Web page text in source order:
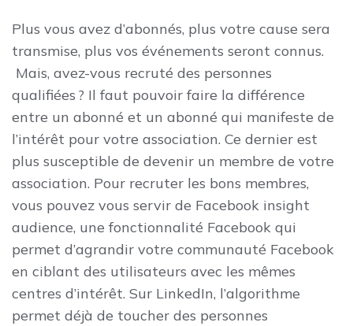
Plus vous avez d’abonnés, plus votre cause sera
transmise, plus vos événements seront connus.
Mais, avez-vous recruté des personnes
qualifiées ? Il faut pouvoir faire la différence
entre un abonné et un abonné qui manifeste de
l’intérêt pour votre association. Ce dernier est
plus susceptible de devenir un membre de votre
association. Pour recruter les bons membres,
vous pouvez vous servir de Facebook insight
audience, une fonctionnalité Facebook qui
permet d’agrandir votre communauté Facebook
en ciblant des utilisateurs avec les mêmes
centres d’intérêt. Sur LinkedIn, l’algorithme
permet déjà de toucher des personnes